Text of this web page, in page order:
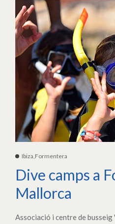
Ibiza,Formentera
Dive camps a
Mallorca
Associació i centre de busseig